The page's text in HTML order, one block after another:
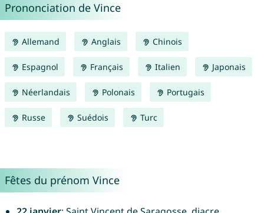
Prononciation de Vince
Allemand Anglais Chinois
Espagnol Français Italien Japonais
Néerlandais Polonais Portugais
Russe Suédois Turc
Fêtes du prénom Vince